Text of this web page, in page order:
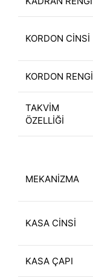
KORDON CİNSİ
KORDON RENGİ
TAKVİM
ÖZELLİĞİ
MEKANİZMA
KASA CİNSİ
KASA ÇAPI